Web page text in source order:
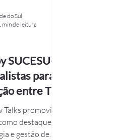
SUCESU-
para
entre TI e
e gestão de
do Sul
min de leitura